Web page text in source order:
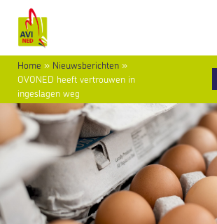
Home » Nieuwsberichten »
OVONED heeft vertrouwen in
ingeslagen weg